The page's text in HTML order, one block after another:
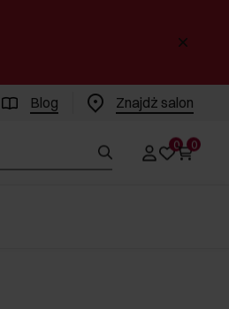
Blog Znajdż salon
0 0